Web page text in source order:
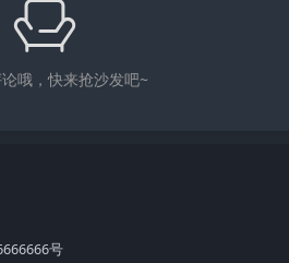
哦，快来抢沙发吧~
号